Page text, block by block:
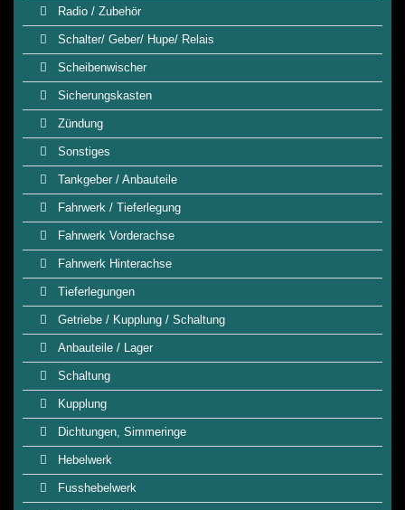
Radio / Zubehör
Schalter/ Geber/ Hupe/ Relais
Scheibenwischer
Sicherungskasten
Zündung
Sonstiges
Tankgeber / Anbauteile
Fahrwerk / Tieferlegung
Fahrwerk Vorderachse
Fahrwerk Hinterachse
Tieferlegungen
Getriebe / Kupplung / Schaltung
Anbauteile / Lager
Schaltung
Kupplung
Dichtungen, Simmeringe
Hebelwerk
Fusshebelwerk